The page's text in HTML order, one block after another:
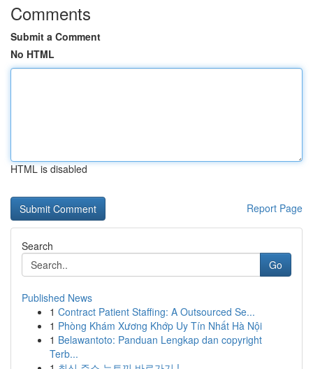
Comments
Submit a Comment
No HTML
HTML is disabled
Report Page
Search
Go
Published News
1 Contract Patient Staffing: A Outsourced Se...
1 Phòng Khám Xương Khớp Uy Tín Nhất Hà Nội
1 Belawantoto: Panduan Lengkap dan copyright
Terb...